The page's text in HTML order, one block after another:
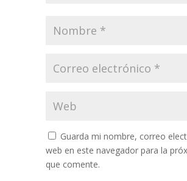
Guarda mi nombre, correo
web en este navegador para la
que comente.